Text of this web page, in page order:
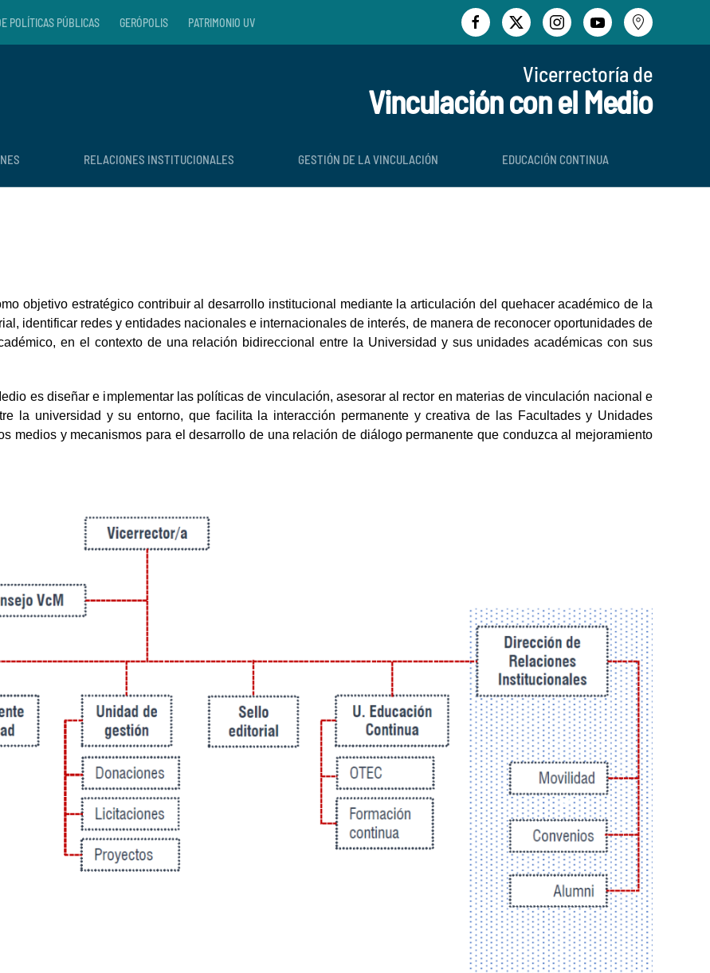
POLÍTICAS PÚBLICAS GERÓPOLIS PATRIMONIO UV
Vicerrectoría de
Vinculación con el Medio
RELACIONES INSTITUCIONALES GESTIÓN DE LA VINCULACIÓN EDUCACIÓN CONTINUA
objetivo estratégico contribuir al desarrollo institucional mediante la articulación del quehacer académico de la
identificar redes y entidades nacionales e internacionales de interés, de manera de reconocer oportunidades de
en el contexto de una relación bidireccional entre la Universidad y sus unidades académicas con sus
es diseñar e implementar las políticas de vinculación, asesorar al rector en materias de vinculación nacional e
la universidad y su entorno, que facilita la interacción permanente y creativa de las Facultades y Unidades
medios y mecanismos para el desarrollo de una relación de diálogo permanente que conduzca al mejoramiento